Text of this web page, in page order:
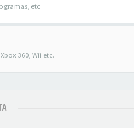
etc
360, Wii etc.